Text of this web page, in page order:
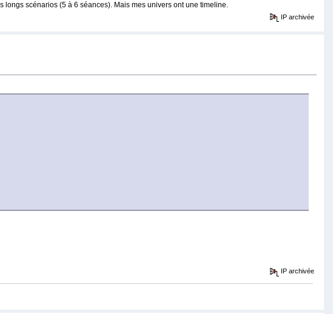
scénarios (5 à 6 séances). Mais mes univers ont une timeline.
IP archivée
IP archivée